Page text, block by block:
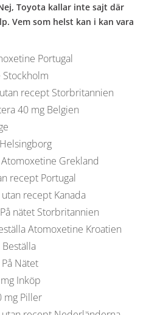
Toyota kallar inte sajt där
Vem som helst kan i kan vara
Portugal
recept Storbritannien
40 mg Belgien
Grekland
recept Portugal
recept Kanada
nätet Storbritannien
Atomoxetine Kroatien
Nätet
Inköp
mg Piller